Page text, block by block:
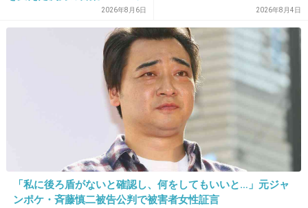
2012/11/21(水) 13:07:58
うちの職場は表面上仲良さそうにしているが、
誰かがいなくなるとその人の悪口が始まる。
+40 -5
女に悪口禁止にしたら死んじゃうかもしれない
な…
ファンの人なら、知りたいん
じゃないか」
2026年8月6日 2026年8月4日
「私に後ろ盾がないと確認し、何をしてもいいと…」元ジャ
ンポケ・斉藤慎二被告公判で被害者女性証言